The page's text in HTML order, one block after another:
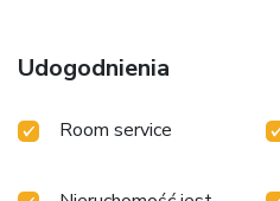
Udogodnienia
Room service